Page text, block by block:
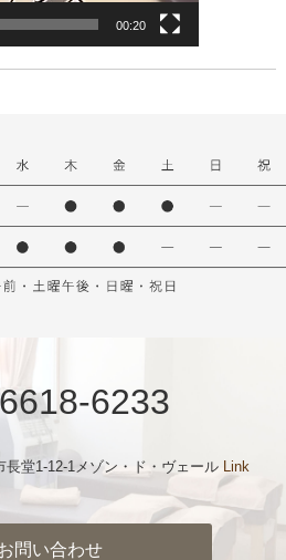
00:20
6233
長堂1-12-1メゾン・ド・ヴェール Link
問い合わせ